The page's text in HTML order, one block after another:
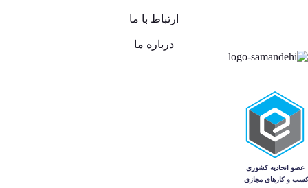
ارتباط با ما
درباره ما